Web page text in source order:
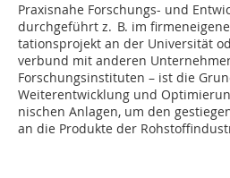
Praxisnahe Forschungs- und
durchgeführt z. B. im
tationsprojekt an der Universität
verbund mit anderen
Forschungs­instituten – ist die
Weiter­entwicklung und
ni­schen Anlagen, um den
an die Produkte der